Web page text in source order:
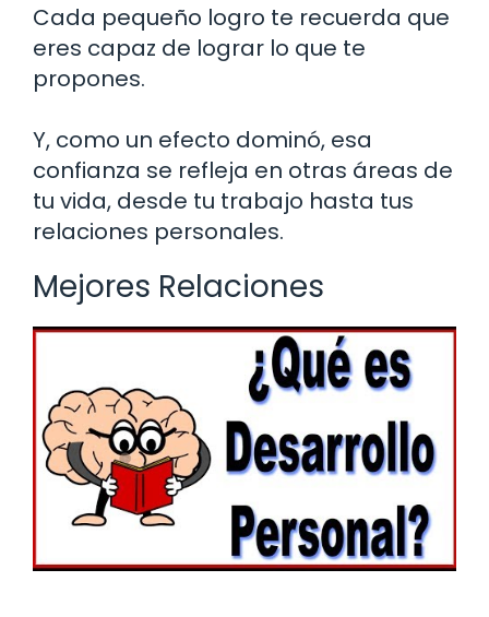
Cada pequeño logro te recuerda que
eres capaz de lograr lo que te
propones.
Y, como un efecto dominó, esa
confianza se refleja en otras áreas de
tu vida, desde tu trabajo hasta tus
relaciones personales.
Mejores Relaciones